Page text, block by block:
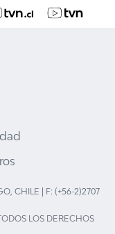
CHILE | F: (+56-2)2707
LOS DERECHOS